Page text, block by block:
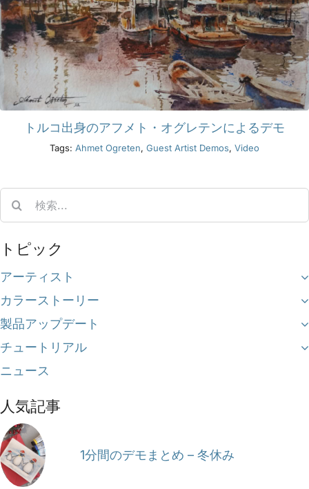
トルコ出身のアフメト・オグレテンによるデモ
Tags: Ahmet Ogreten, Guest Artist Demos, Video
トピック
アーティスト
カラーストーリー
製品アップデート
チュートリアル
ニュース
人気記事
1分間のデモまとめ – 冬休み